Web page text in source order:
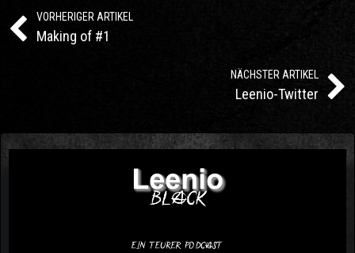
VORHERIGER ARTIKEL
Making of #1
NÄCHSTER ARTIKEL
Leenio-Twitter